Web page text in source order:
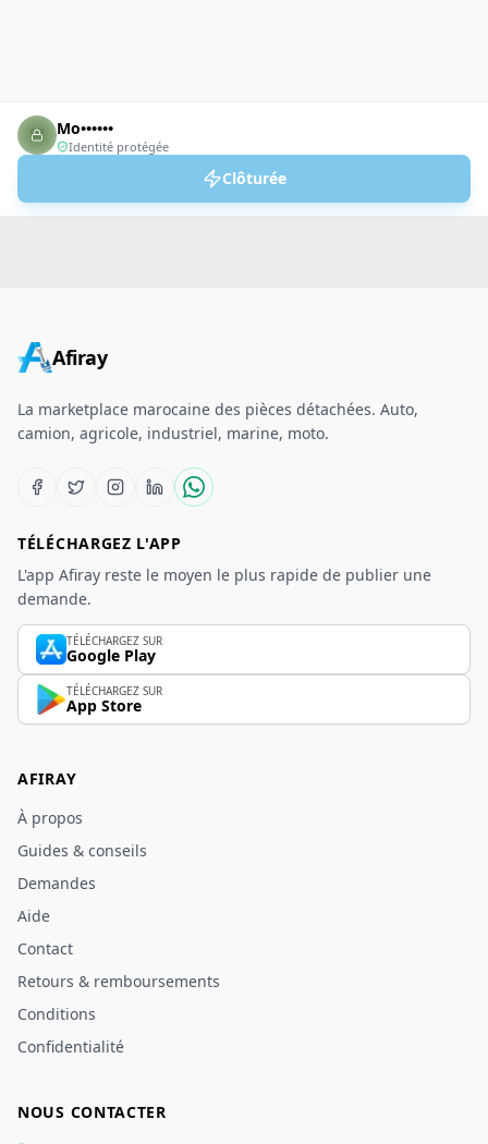
Mo••••••
Identité protégée
Clôturée
Afiray
La marketplace marocaine des pièces détachées. Auto,
camion, agricole, industriel, marine, moto.
TÉLÉCHARGEZ L'APP
L'app Afiray reste le moyen le plus rapide de publier une
demande.
TÉLÉCHARGEZ SUR
Google Play
TÉLÉCHARGEZ SUR
App Store
AFIRAY
À propos
Guides & conseils
Demandes
Aide
Contact
Retours & remboursements
Conditions
Confidentialité
NOUS CONTACTER